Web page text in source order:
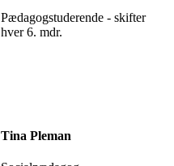
Pædagogstuderende - skifter
hver 6. mdr.
Tina Pleman